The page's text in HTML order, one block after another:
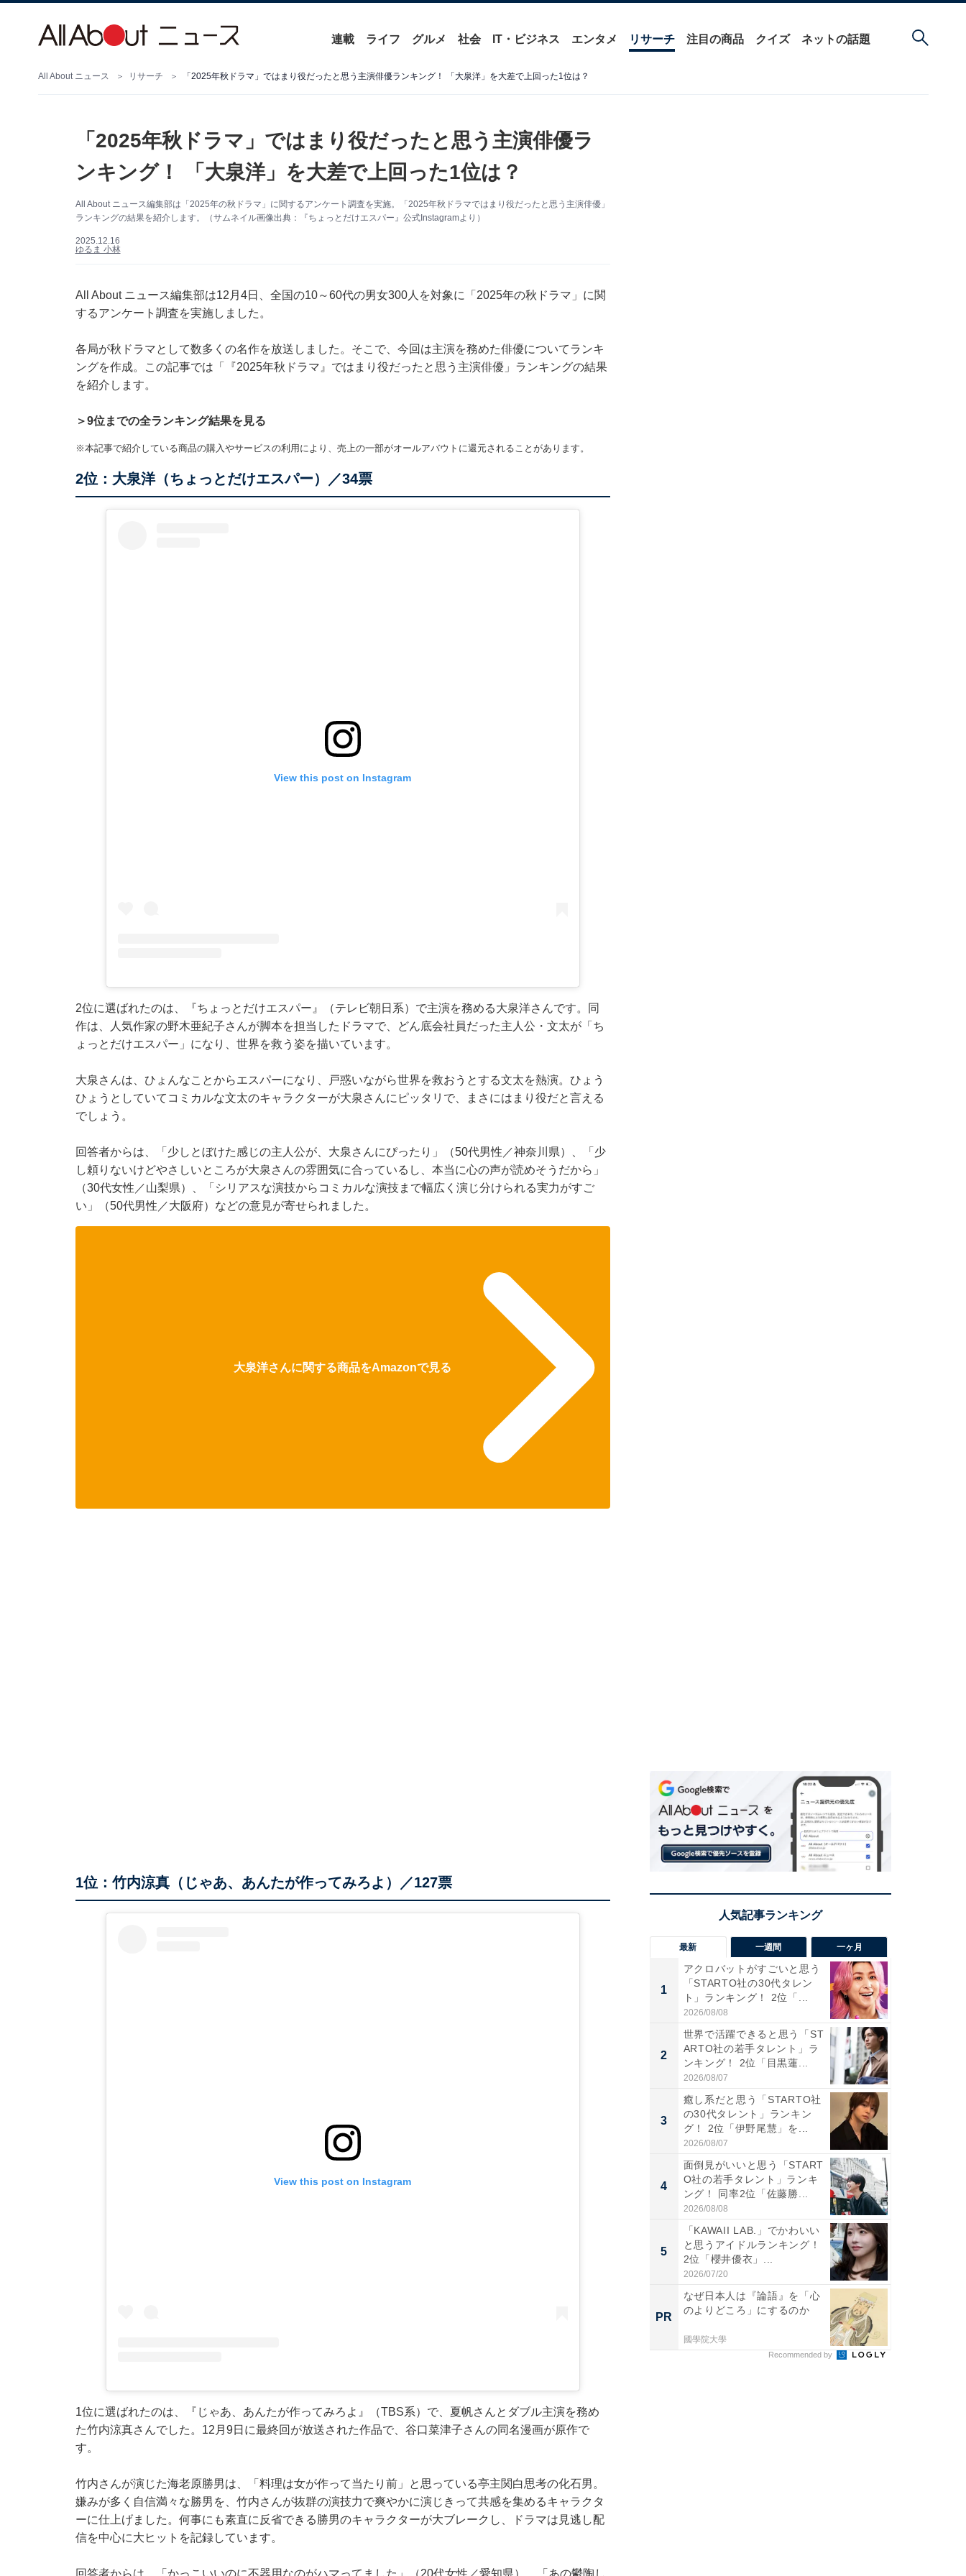
連載 ライフ グルメ 社会 IT・ビジネス エンタメ リサーチ 注目の商品 クイズ ネットの話題
All About ニュース リサーチ 「2025年秋ドラマ」ではまり役だったと思う主演俳優ランキング！ 「大泉洋」を大差で上回った1位は？
「2025年秋ドラマ」ではまり役だったと思う主演俳優ラ
ンキング！ 「大泉洋」を大差で上回った1位は？
All About ニュース編集部は「2025年の秋ドラマ」に関するアンケート調査を実施。「2025年秋ドラマではまり役だったと思う主演俳優」
ランキングの結果を紹介します。（サムネイル画像出典：『ちょっとだけエスパー』公式Instagramより）
2025.12.16
ゆるま 小林
All About ニュース編集部は12月4日、全国の10～60代の男女300人を対象に「2025年の秋ドラマ」に関
するアンケート調査を実施しました。
各局が秋ドラマとして数多くの名作を放送しました。そこで、今回は主演を務めた俳優についてランキ
ングを作成。この記事では「『2025年秋ドラマ』ではまり役だったと思う主演俳優」ランキングの結果
を紹介します。
＞9位までの全ランキング結果を見る
※本記事で紹介している商品の購入やサービスの利用により、売上の一部がオールアバウトに還元されることがあります。
2位：大泉洋（ちょっとだけエスパー）／34票
View this post on Instagram
2位に選ばれたのは、『ちょっとだけエスパー』（テレビ朝日系）で主演を務める大泉洋さんです。同
作は、人気作家の野木亜紀子さんが脚本を担当したドラマで、どん底会社員だった主人公・文太が「ち
ょっとだけエスパー」になり、世界を救う姿を描いています。
大泉さんは、ひょんなことからエスパーになり、戸惑いながら世界を救おうとする文太を熱演。ひょう
ひょうとしていてコミカルな文太のキャラクターが大泉さんにピッタリで、まさにはまり役だと言える
でしょう。
回答者からは、「少しとぼけた感じの主人公が、大泉さんにぴったり」（50代男性／神奈川県）、「少
し頼りないけどやさしいところが大泉さんの雰囲気に合っているし、本当に心の声が読めそうだから」
（30代女性／山梨県）、「シリアスな演技からコミカルな演技まで幅広く演じ分けられる実力がすご
い」（50代男性／大阪府）などの意見が寄せられました。
大泉洋さんに関する商品をAmazonで見る
1位：竹内涼真（じゃあ、あんたが作ってみろよ）／127票
View this post on Instagram
1位に選ばれたのは、『じゃあ、あんたが作ってみろよ』（TBS系）で、夏帆さんとダブル主演を務め
た竹内涼真さんでした。12月9日に最終回が放送された作品で、谷口菜津子さんの同名漫画が原作で
す。
竹内さんが演じた海老原勝男は、「料理は女が作って当たり前」と思っている亭主関白思考の化石男。
嫌みが多く自信満々な勝男を、竹内さんが抜群の演技力で爽やかに演じきって共感を集めるキャラクタ
ーに仕上げました。何事にも素直に反省できる勝男のキャラクターが大ブレークし、ドラマは見逃し配
信を中心に大ヒットを記録しています。
回答者からは、「かっこいいのに不器用なのがハマってました」（20代女性／愛知県）、「あの鬱陶し
最新 一週間 一ヶ月
1
アクロバットがすごいと思う
「STARTO社の30代タレン
ト」ランキング！ 2位「...
2026/08/08
2
世界で活躍できると思う「ST
ARTO社の若手タレント」ラ
ンキング！ 2位「目黒蓮...
2026/08/07
3
癒し系だと思う「STARTO社
の30代タレント」ランキン
グ！ 2位「伊野尾慧」を...
2026/08/07
4
面倒見がいいと思う「START
O社の若手タレント」ランキ
ング！ 同率2位「佐藤勝...
2026/08/08
5
「KAWAII LAB.」でかわいい
と思うアイドルランキング！
2位「櫻井優衣」...
2026/07/20
PR
なぜ日本人は『論語』を「心
のよりどころ」にするのか
國學院大學
Recommended by